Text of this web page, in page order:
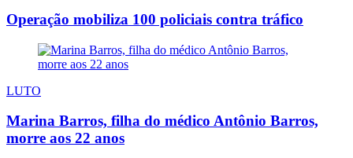
Operação mobiliza 100 policiais contra tráfico
LUTO
Marina Barros, filha do médico Antônio Barros,
morre aos 22 anos